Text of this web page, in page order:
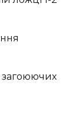
загоюючих